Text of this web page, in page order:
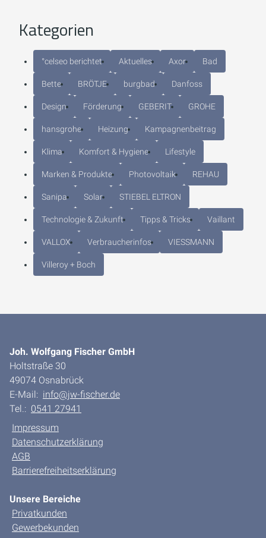
Kategorien
°celseo berichtet Aktuelles Axor Bad
Bette BRÖTJE burgbad Danfoss
Design Förderung GEBERIT GROHE
hansgrohe Heizung Kampagnenbeitrag
Klima Komfort & Hygiene Lifestyle
Marken & Produkte Photovoltaik REHAU
Sanipa Solar STIEBEL ELTRON
Technologie & Zukunft Tipps & Tricks Vaillant
VALLOX Verbraucherinfos VIESSMANN
Villeroy + Boch
Joh. Wolfgang Fischer GmbH
Holtstraße 30
49074 Osnabrück
E-Mail: info@jw-fischer.de
Tel.: 0541 27941
Impressum
Datenschutzerklärung
AGB
Barrierefreiheitserklärung
Unsere Bereiche
Privatkunden
Gewerbekunden